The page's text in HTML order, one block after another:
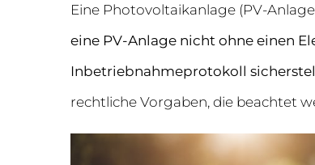
Eine Photovoltaikanlage (PV-
eine PV-Anlage nicht ohne einen
Inbetriebnahmeprotokoll
rechtliche Vorgaben, die beachtet